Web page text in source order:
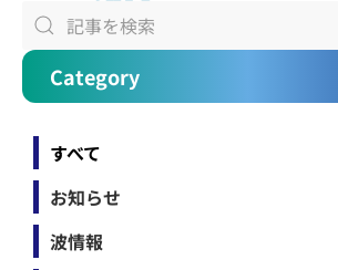
Category
すべて
お知らせ
波情報